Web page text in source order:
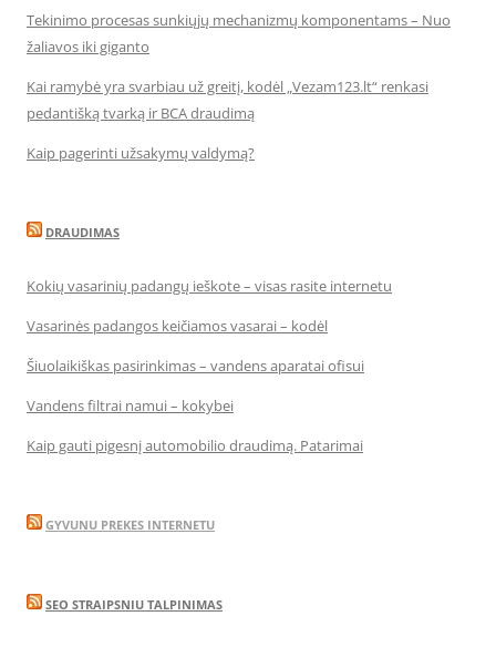
Tekinimo procesas sunkiųjų mechanizmų komponentams – Nuo
žaliavos iki giganto
Kai ramybė yra svarbiau už greitį, kodėl „Vezam123.lt“ renkasi
pedantišką tvarką ir BCA draudimą
Kaip pagerinti užsakymų valdymą?
DRAUDIMAS
Kokių vasarinių padangų ieškote – visas rasite internetu
Vasarinės padangos keičiamos vasarai – kodėl
Šiuolaikiškas pasirinkimas – vandens aparatai ofisui
Vandens filtrai namui – kokybei
Kaip gauti pigesnį automobilio draudimą. Patarimai
GYVUNU PREKES INTERNETU
SEO STRAIPSNIU TALPINIMAS